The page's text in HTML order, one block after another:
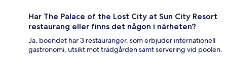
Har The Palace of the Lost City at Sun City Resort
restaurang eller finns det någon i närheten?
Ja, boendet har 3 restauranger, som erbjuder internationell
gastronomi, utsikt mot trädgården samt servering vid poolen.